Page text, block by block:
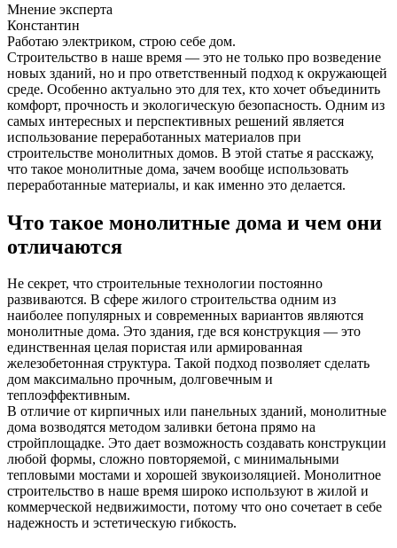
Мнение эксперта
Константин
Работаю электриком, строю себе дом.
Строительство в наше время — это не только про возведение
новых зданий, но и про ответственный подход к окружающей
среде. Особенно актуально это для тех, кто хочет объединить
комфорт, прочность и экологическую безопасность. Одним из
самых интересных и перспективных решений является
использование переработанных материалов при
строительстве монолитных домов. В этой статье я расскажу,
что такое монолитные дома, зачем вообще использовать
переработанные материалы, и как именно это делается.
Что такое монолитные дома и чем они
отличаются
Не секрет, что строительные технологии постоянно
развиваются. В сфере жилого строительства одним из
наиболее популярных и современных вариантов являются
монолитные дома. Это здания, где вся конструкция — это
единственная целая пористая или армированная
железобетонная структура. Такой подход позволяет сделать
дом максимально прочным, долговечным и
теплоэффективным.
В отличие от кирпичных или панельных зданий, монолитные
дома возводятся методом заливки бетона прямо на
стройплощадке. Это дает возможность создавать конструкции
любой формы, сложно повторяемой, с минимальными
тепловыми мостами и хорошей звукоизоляцией. Монолитное
строительство в наше время широко используют в жилой и
коммерческой недвижимости, потому что оно сочетает в себе
надежность и эстетическую гибкость.